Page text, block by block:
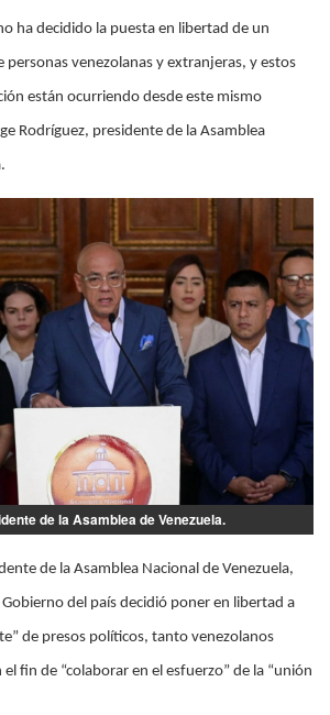
ha decidido la puesta en libertad de un
venezolanas y extranjeras, y estos
están ocurriendo desde este mismo
Rodríguez, presidente de la Asamblea
de la Asamblea de Venezuela.
de la Asamblea Nacional de Venezuela,
del país decidió poner en libertad a
de presos políticos, tanto venezolanos
fin de “colaborar en el esfuerzo” de la “unión